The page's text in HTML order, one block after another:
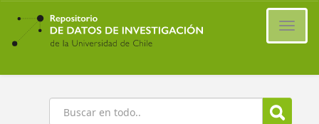
Ir
contenido
principal
Buscar